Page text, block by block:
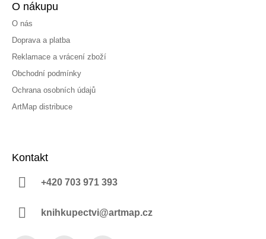
O nákupu
O nás
Doprava a platba
Reklamace a vrácení zboží
Obchodní podmínky
Ochrana osobních údajů
ArtMap distribuce
Kontakt
+420 703 971 393
knihkupectvi@artmap.cz